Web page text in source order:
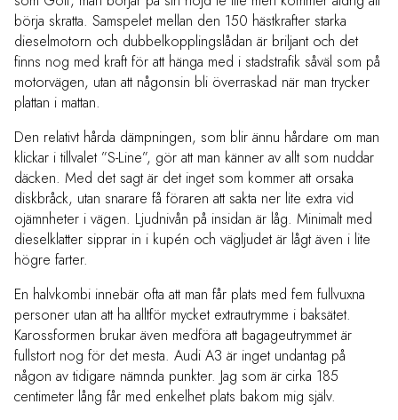
börja skratta. Samspelet mellan den 150 hästkrafter starka
dieselmotorn och dubbelkopplingslådan är briljant och det
finns nog med kraft för att hänga med i stadstrafik såväl som på
motorvägen, utan att någonsin bli överraskad när man trycker
plattan i mattan.
Den relativt hårda dämpningen, som blir ännu hårdare om man
klickar i tillvalet ”S-Line”, gör att man känner av allt som nuddar
däcken. Med det sagt är det inget som kommer att orsaka
diskbråck, utan snarare få föraren att sakta ner lite extra vid
ojämnheter i vägen. Ljudnivån på insidan är låg. Minimalt med
dieselklatter sipprar in i kupén och vägljudet är lågt även i lite
högre farter.
En halvkombi innebär ofta att man får plats med fem fullvuxna
personer utan att ha alltför mycket extrautrymme i baksätet.
Karossformen brukar även medföra att bagageutrymmet är
fullstort nog för det mesta. Audi A3 är inget undantag på
någon av tidigare nämnda punkter. Jag som är cirka 185
centimeter lång får med enkelhet plats bakom mig själv.